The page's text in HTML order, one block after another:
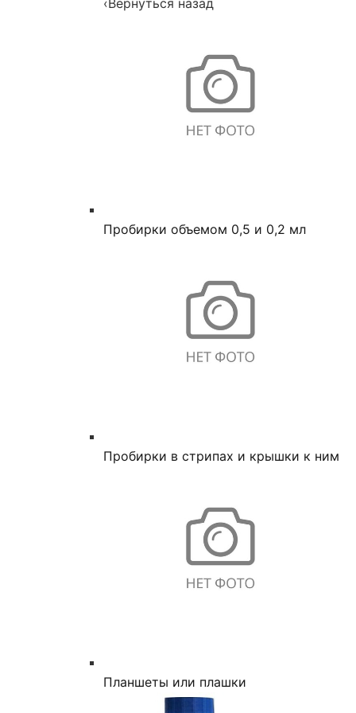
Пробирки объемом 0,5 и 0,2 мл
Пробирки в стрипах и крышки к ним
Планшеты или плашки